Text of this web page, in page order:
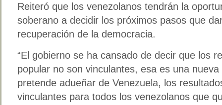
Reiteró que los venezolanos tendrán la
soberano a decidir los próximos pasos que
recuperación de la democracia.
“El gobierno se ha cansado de decir que los
popular no son vinculantes, esa es una
pretende adueñar de Venezuela, los
vinculantes para todos los venezolanos que